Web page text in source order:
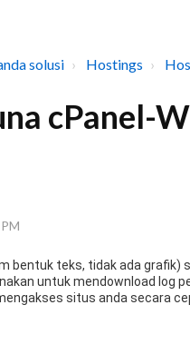
solusi Hostings
cPanel-
bentuk teks, tidak ada grafik)
untuk mendownload log
situs anda secara